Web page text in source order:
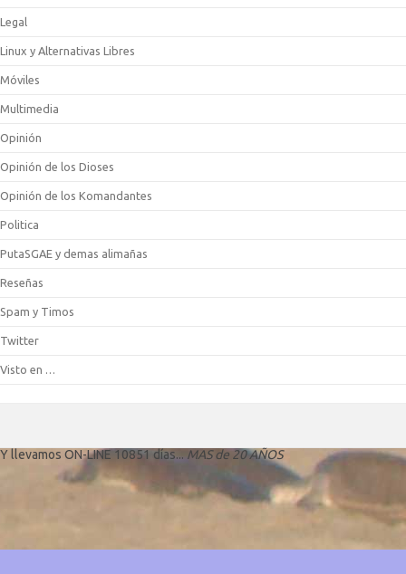
Legal
Linux y Alternativas Libres
Móviles
Multimedia
Opinión
Opinión de los Dioses
Opinión de los Komandantes
Politica
PutaSGAE y demas alimañas
Reseñas
Spam y Timos
Twitter
Visto en …
Y llevamos ON-LINE 10851 días... MAS de 20 AÑOS